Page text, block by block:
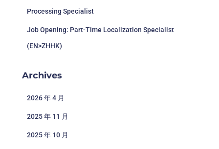
Processing Specialist
Job Opening: Part-Time Localization Specialist
(EN>ZHHK)
Archives
2026 年 4 月
2025 年 11 月
2025 年 10 月